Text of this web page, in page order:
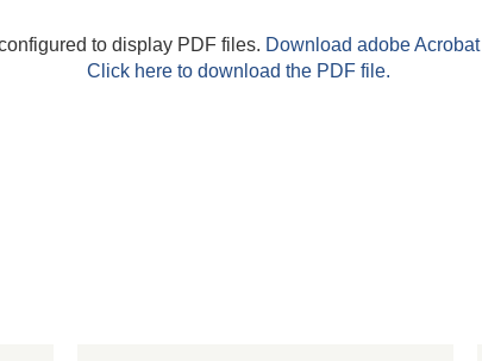
to display PDF files. Download adobe Acrobat
Click here to download the PDF file.